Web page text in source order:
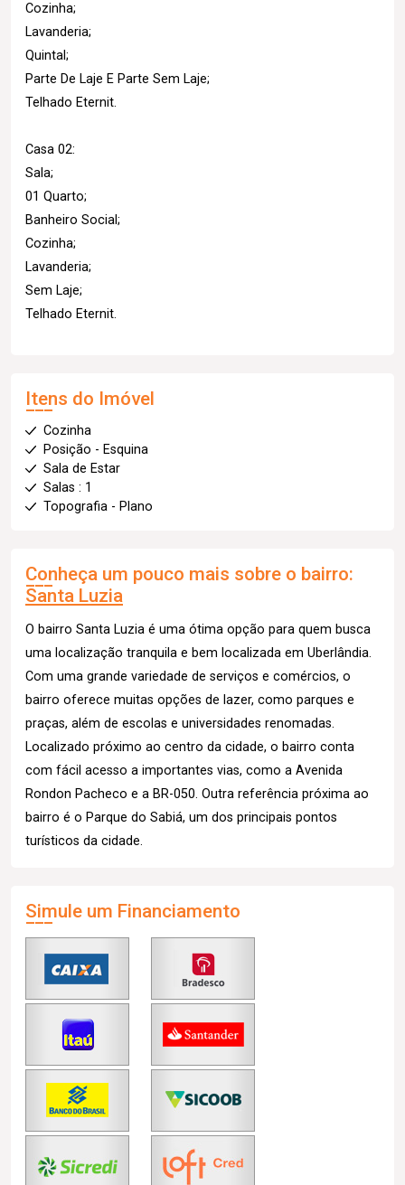
Cozinha;
Lavanderia;
Quintal;
Parte De Laje E Parte Sem Laje;
Telhado Eternit.
Casa 02:
Sala;
01 Quarto;
Banheiro Social;
Cozinha;
Lavanderia;
Sem Laje;
Telhado Eternit.
Itens do Imóvel
Cozinha
Posição - Esquina
Sala de Estar
Salas : 1
Topografia - Plano
Conheça um pouco mais sobre o bairro:
Santa Luzia
O bairro Santa Luzia é uma ótima opção para quem busca
uma localização tranquila e bem localizada em Uberlândia.
Com uma grande variedade de serviços e comércios, o
bairro oferece muitas opções de lazer, como parques e
praças, além de escolas e universidades renomadas.
Localizado próximo ao centro da cidade, o bairro conta
com fácil acesso a importantes vias, como a Avenida
Rondon Pacheco e a BR-050. Outra referência próxima ao
bairro é o Parque do Sabiá, um dos principais pontos
turísticos da cidade.
Simule um Financiamento